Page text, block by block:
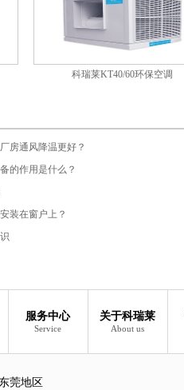
科瑞莱KT40/60环保空调
房通风降温更好？
的作用是什么？
装在窗户上？
服务中心
Service
关于科瑞莱
About us
莞地区